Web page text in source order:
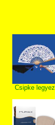
Csipke